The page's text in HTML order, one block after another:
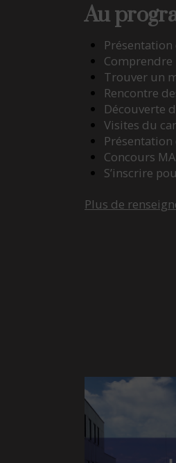
Au
Trouver un
Rencontre
Découverte
Visites du
Concours
S’inscrire
Plus de